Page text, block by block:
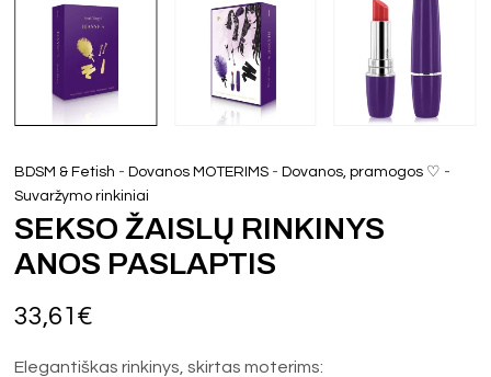
BDSM & Fetish -Dovanos MOTERIMS -Dovanos, pramogos ♡ -
Suvaržymo rinkiniai
SEKSO ŽAISLŲ RINKINYS
ANOS PASLAPTIS
33,61 €
Elegantiškas rinkinys, skirtas moterims: